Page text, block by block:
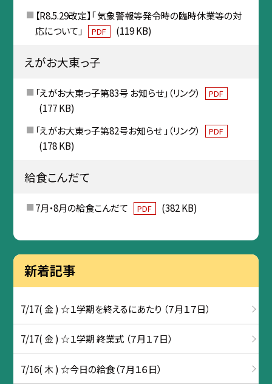
【R8.5.29改定】「 気象警報等発令時の臨時休業等の対
応について」
PDF (119 KB)
えがお大東っ子
「えがお大東っ子第83号 お知らせ」（リンク） PDF
(177 KB)
「えがお大東っ子第82号お知らせ 」（リンク）
PDF
(178 KB)
給食こんだて
7月・8月の給食こんだて PDF (382 KB)
新着記事
7/17( 金 ) ☆１学期を終えるにあたり （７月１７日）
7/17( 金 ) ☆１学期 終業式 （７月１７日）
7/16( 木 ) ☆今日の給食（７月１６日）